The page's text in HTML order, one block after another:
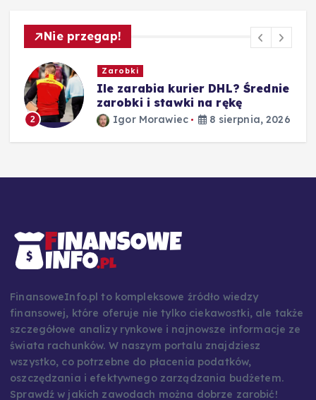
Nie przegap!
Zarobki
Ile zarabia nauczyciel
matematyki – średnie zarobki
według stażu
FinansoweInfo.pl to kompleksowe źródło wiedzy
finansowej, które oferuje nie tylko ciekawostki, ale także
szczegółowe analizy rynkowe i najnowsze informacje ze
świata rachunków. W naszym portalu znajdziesz
wszystko, co potrzebne do płacenia podatków,
oszczędzania i efektywnego zarządzania budżetem.